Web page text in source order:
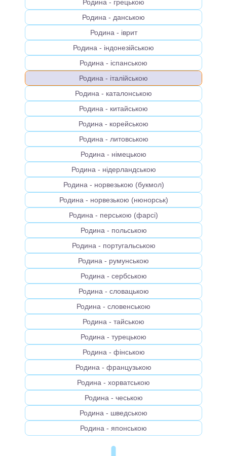
Родина - грецькою
Родина - данською
Родина - іврит
Родина - індонезійською
Родина - іспанською
Родина - італійською
Родина - каталонською
Родина - китайською
Родина - корейською
Родина - литовською
Родина - німецькою
Родина - нідерландською
Родина - норвезькою (букмол)
Родина - норвезькою (нюнорськ)
Родина - перською (фарсі)
Родина - польською
Родина - португальською
Родина - румунською
Родина - сербською
Родина - словацькою
Родина - словенською
Родина - тайською
Родина - турецькою
Родина - фінською
Родина - французькою
Родина - хорватською
Родина - чеською
Родина - шведською
Родина - японською